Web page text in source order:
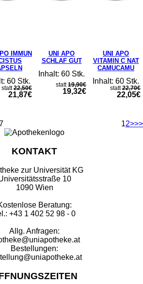
IMMUN
60 Stk.
statt22,50€
21,87€
UNI APO
SCHLAF GUT
Inhalt: 60 Stk.
statt19,90€
19,32€
UNI APO
VITAMIN C NAT
CAMUCAMU
Inhalt: 60 Stk.
statt22,70€
22,05€
12>>>
KONTAKT
zur Universität KG
10
1090 Wien
Beratung:
+43 1 402 52 98 - 0
Allg. Anfragen:
Bestellungen: